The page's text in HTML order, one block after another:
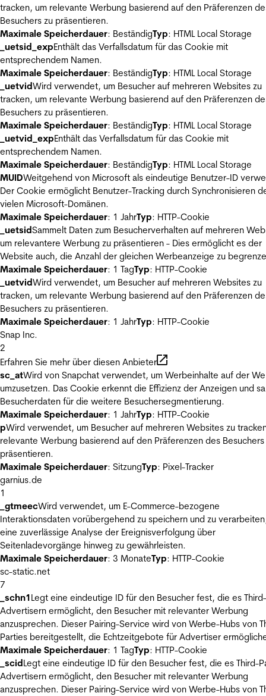
tracken, um relevante Werbung basierend auf den Präferenzen
Besuchers zu präsentieren.
Maximale Speicherdauer: BeständigTyp: HTML Local Storage
_uetsid_expEnthält das Verfallsdatum für das Cookie mit
entsprechendem Namen.
Maximale Speicherdauer: BeständigTyp: HTML Local Storage
_uetvidWird verwendet, um Besucher auf mehreren Websites zu
tracken, um relevante Werbung basierend auf den Präferenzen
Besuchers zu präsentieren.
Maximale Speicherdauer: BeständigTyp: HTML Local Storage
_uetvid_expEnthält das Verfallsdatum für das Cookie mit
entsprechendem Namen.
Maximale Speicherdauer: BeständigTyp: HTML Local Storage
MUIDWeitgehend von Microsoft als eindeutige Benutzer-ID
Der Cookie ermöglicht Benutzer-Tracking durch Synchronisieren
vielen Microsoft-Domänen.
Maximale Speicherdauer: 1 JahrTyp: HTTP-Cookie
_uetsidSammelt Daten zum Besucherverhalten auf mehreren
um relevantere Werbung zu präsentieren - Dies ermöglicht es der
Website auch, die Anzahl der gleichen Werbeanzeige zu
Maximale Speicherdauer: 1 TagTyp: HTTP-Cookie
_uetvidWird verwendet, um Besucher auf mehreren Websites zu
tracken, um relevante Werbung basierend auf den Präferenzen
Besuchers zu präsentieren.
Maximale Speicherdauer: 1 JahrTyp: HTTP-Cookie
Snap Inc.
2
Erfahren Sie mehr über diesen Anbieter
sc_atWird von Snapchat verwendet, um Werbeinhalte auf der
umzusetzen. Das Cookie erkennt die Effizienz der Anzeigen und
Besucherdaten für die weitere Besuchersegmentierung.
Maximale Speicherdauer: 1 JahrTyp: HTTP-Cookie
pWird verwendet, um Besucher auf mehreren Websites zu
relevante Werbung basierend auf den Präferenzen des Besuchers
präsentieren.
Maximale Speicherdauer: SitzungTyp: Pixel-Tracker
garnius.de
1
_gtmeecWird verwendet, um E-Commerce-bezogene
Interaktionsdaten vorübergehend zu speichern und zu
eine zuverlässige Analyse der Ereignisverfolgung über
Seitenladevorgänge hinweg zu gewährleisten.
Maximale Speicherdauer: 3 MonateTyp: HTTP-Cookie
sc-static.net
7
_schn1Legt eine eindeutige ID für den Besucher fest, die es
Advertisern ermöglicht, den Besucher mit relevanter Werbung
anzusprechen. Dieser Pairing-Service wird von Werbe-Hubs von
Parties bereitgestellt, die Echtzeitgebote für Advertiser
Maximale Speicherdauer: 1 TagTyp: HTTP-Cookie
_scidLegt eine eindeutige ID für den Besucher fest, die es Third-
Advertisern ermöglicht, den Besucher mit relevanter Werbung
anzusprechen. Dieser Pairing-Service wird von Werbe-Hubs von